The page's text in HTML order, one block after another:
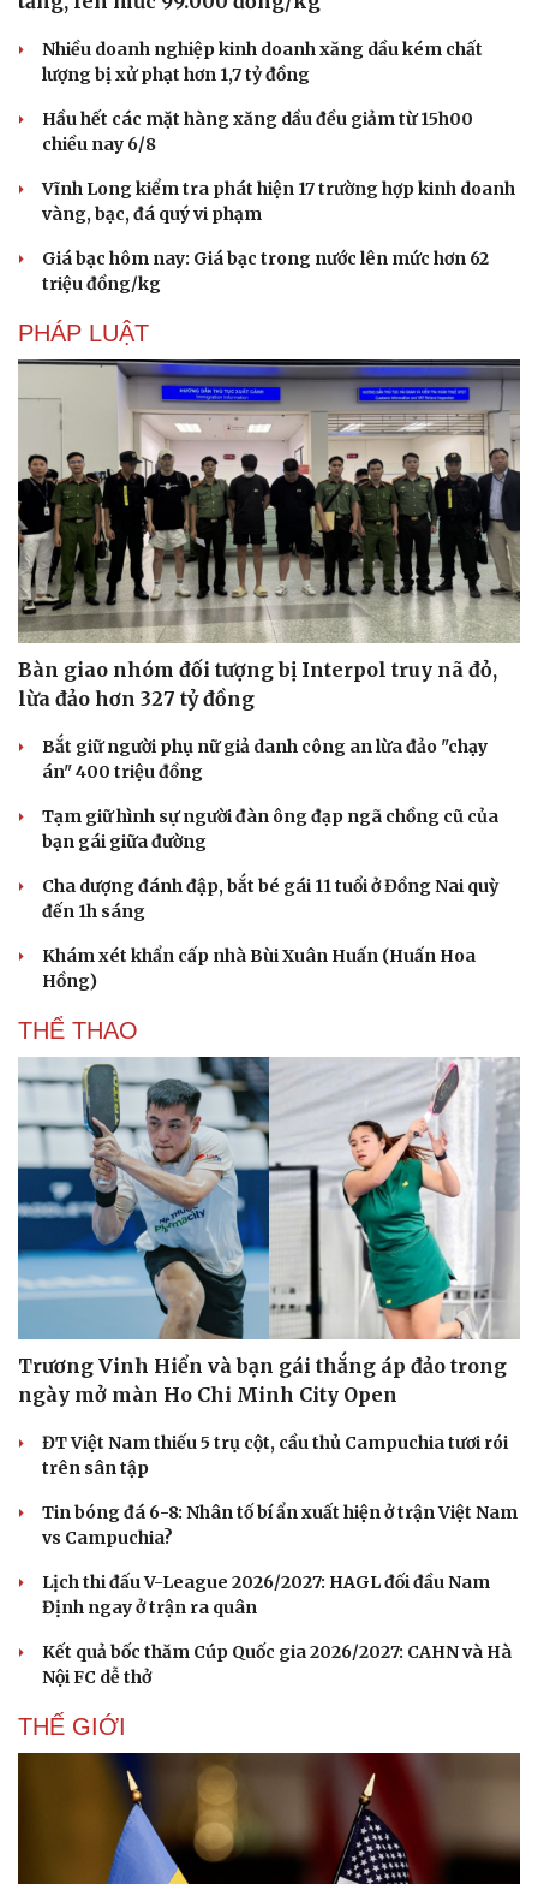
Du lịch
Săn Tour
check-in
Podcast
Kể chuyện cho bé
Hạt giống tâm hồn
Nhiều doanh nghiệp kinh doanh xăng dầu kém chất
lượng bị xử phạt hơn 1,7 tỷ đồng
Hầu hết các mặt hàng xăng dầu đều giảm từ 15h00
chiều nay 6/8
Vĩnh Long kiểm tra phát hiện 17 trường hợp kinh doanh
vàng, bạc, đá quý vi phạm
Giá bạc hôm nay: Giá bạc trong nước lên mức hơn 62
triệu đồng/kg
PHÁP LUẬT
Bàn giao nhóm đối tượng bị Interpol truy nã đỏ,
lừa đảo hơn 327 tỷ đồng
Bắt giữ người phụ nữ giả danh công an lừa đảo "chạy
án" 400 triệu đồng
Tạm giữ hình sự người đàn ông đạp ngã chồng cũ của
bạn gái giữa đường
Cha dượng đánh đập, bắt bé gái 11 tuổi ở Đồng Nai quỳ
đến 1h sáng
Khám xét khẩn cấp nhà Bùi Xuân Huấn (Huấn Hoa
Hồng)
THỂ THAO
Trương Vinh Hiển và bạn gái thắng áp đảo trong
ngày mở màn Ho Chi Minh City Open
ĐT Việt Nam thiếu 5 trụ cột, cầu thủ Campuchia tươi rói
trên sân tập
Tin bóng đá 6-8: Nhân tố bí ẩn xuất hiện ở trận Việt Nam
vs Campuchia?
Lịch thi đấu V-League 2026/2027: HAGL đối đầu Nam
Định ngay ở trận ra quân
Kết quả bốc thăm Cúp Quốc gia 2026/2027: CAHN và Hà
Nội FC dễ thở
THẾ GIỚI